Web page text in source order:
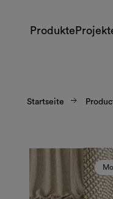
Produkte
Startseite